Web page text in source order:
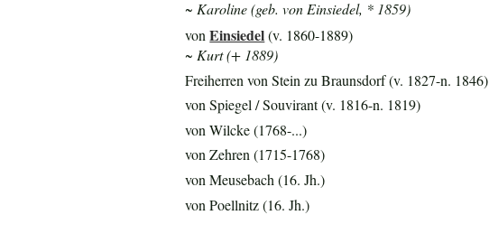
~ Karoline (geb. von Einsiedel, * 1859)
vonEinsiedel(v. 1860-1889)
~ Kurt (+ 1889)
Freiherren von Stein zu Braunsdorf (v. 1827-n. 1846)
von Spiegel / Souvirant (v. 1816-n. 1819)
von Wilcke (1768-...)
von Zehren (1715-1768)
von Meusebach (16. Jh.)
von Poellnitz (16. Jh.)